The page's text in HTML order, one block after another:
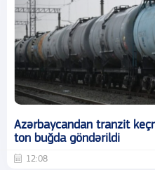
Azərbaycandan tranzit
ton buğda göndərildi
12:08